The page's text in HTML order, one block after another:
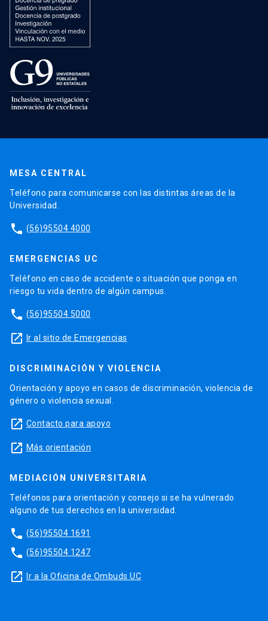
MESA CENTRAL
Teléfono para comunicarse con las distintas áreas de la
Universidad.
phone (56)95504 4000
EMERGENCIAS UC
Teléfono en caso de accidente o situación que ponga en
riesgo tu vida dentro de algún campus.
phone (56)95504 5000
launch Ir al sitio de Emergencias
DISCRIMINACIÓN Y VIOLENCIA
Orientación y apoyo en casos de discriminación, violencia de
género o violencia sexual.
launch Contacto para apoyo
launch Más orientación
MEDIACIÓN UNIVERSITARIA
Teléfonos para orientación y consejo si se ha vulnerado
alguno de tus derechos en la universidad.
phone (56)95504 1691
phone (56)95504 1247
launch Ir a la Oficina de Ombuds UC